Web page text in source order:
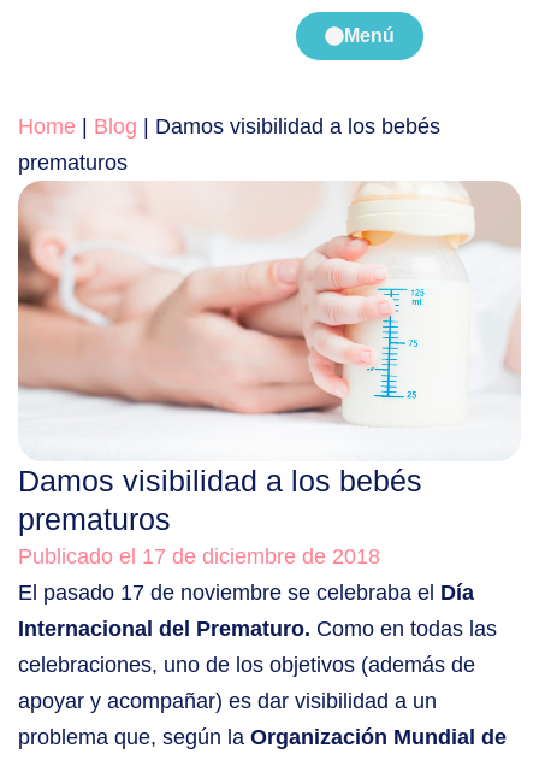
Menú
Home Blog
Damos visibilidad a los bebés
prematuros
Damos visibilidad a los bebés
prematuros
Publicado el 17 de diciembre de 2018
El pasado 17 de noviembre se celebraba el Día
Internacional del Prematuro. Como en todas las
celebraciones, uno de los objetivos (además de
apoyar y acompañar) es dar visibilidad a un
problema que, según la Organización Mundial de